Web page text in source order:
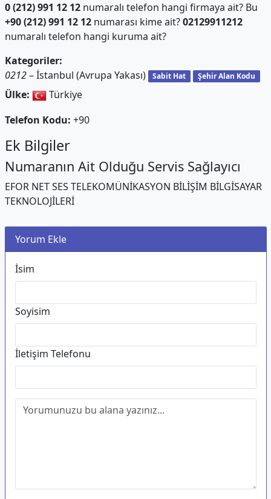
0 (212) 991 12 12numaralı telefon hangi firmaya ait? Bu
+90 (212) 991 12 12numarası kime ait?02129911212
numaralı telefon hangi kuruma ait?
Kategoriler:
0212– İstanbul (Avrupa Yakası) Sabit Hat Şehir Alan Kodu
Ülke:
Türkiye
Telefon Kodu: +90
Ek Bilgiler
Numaranın Ait Olduğu Servis Sağlayıcı
EFOR NET SES TELEKOMÜNİKASYON BİLİŞİM BİLGİSAYAR
TEKNOLOJİLERİ
Yorum Ekle
İsim
Soyisim
İletişim Telefonu